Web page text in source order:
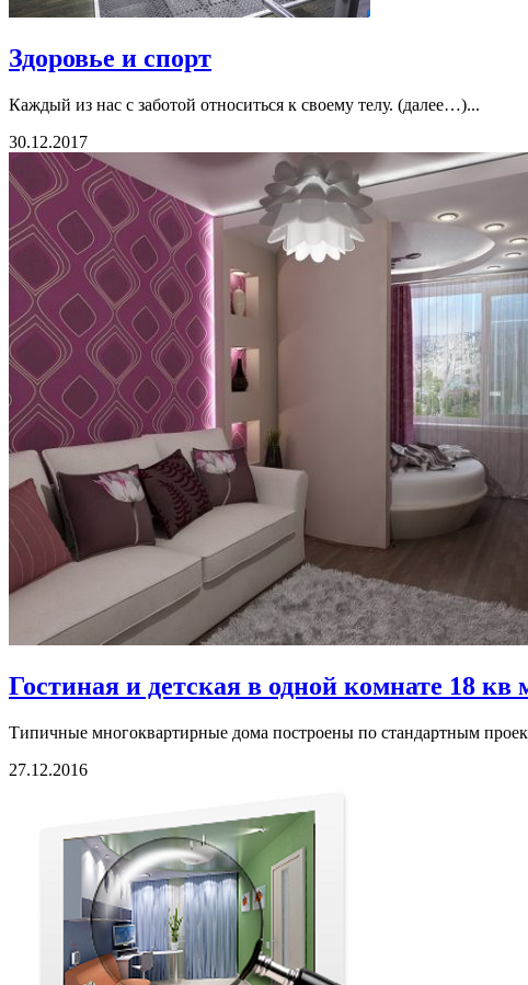
Здоровье и спорт
Каждый из нас с заботой относиться к своему телу. (далее…)...
30.12.2017
Гостиная и детская в одной комнате 18 кв
Типичные многоквартирные дома построены по стандартным
27.12.2016